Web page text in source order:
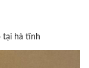
tại hà tĩnh